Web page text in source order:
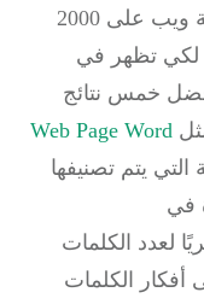
يجب أن تحتوي كل صفحة ويب على 2000
تظهر في
خمس نتائج
Web Page Word
يتم تصنيفها
الكلمات
الكلمات